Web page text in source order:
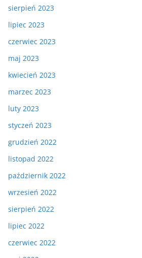
sierpień 2023
lipiec 2023
czerwiec 2023
maj 2023
kwiecień 2023
marzec 2023
luty 2023
styczeń 2023
grudzień 2022
listopad 2022
październik 2022
wrzesień 2022
sierpień 2022
lipiec 2022
czerwiec 2022